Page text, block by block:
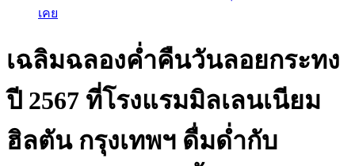
เคย
เฉลิมฉลองค่ำคืนวันลอยกระทง
ปี 2567 ที่โรงแรมมิลเลนเนียม
ฮิลตัน กรุงเทพฯ ดื่มด่ำกับ